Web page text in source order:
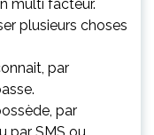
multi facteur.
plusieurs choses
par
par